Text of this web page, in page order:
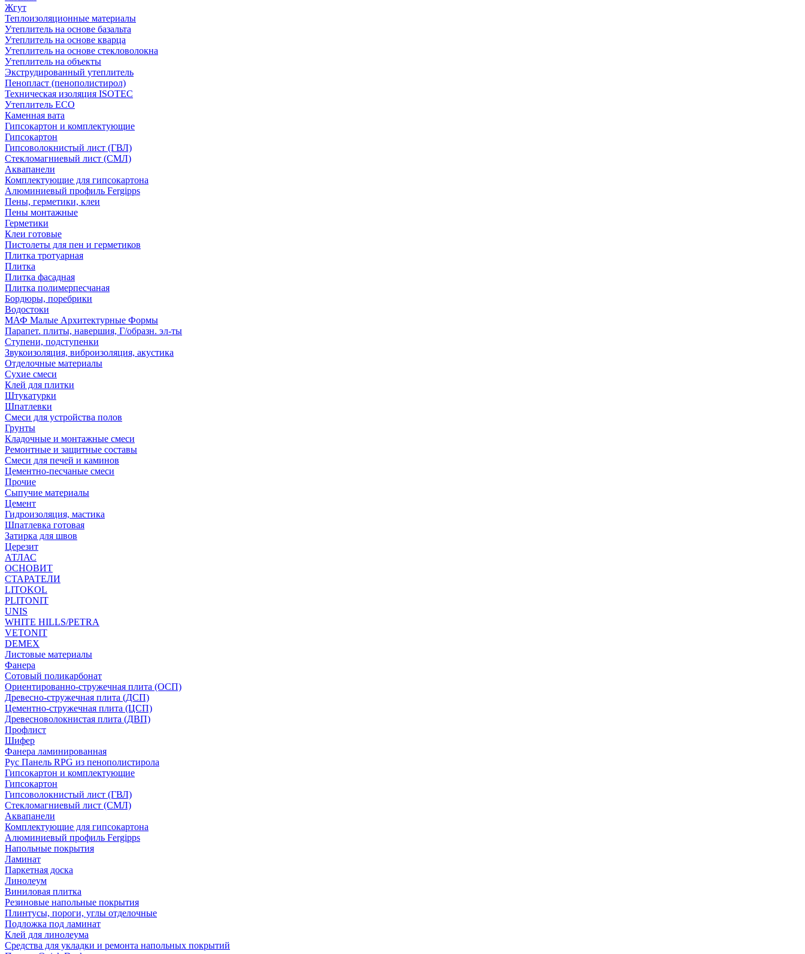
Жгут
Теплоизоляционные материалы
Утеплитель на основе базальта
Утеплитель на основе кварца
Утеплитель на основе стекловолокна
Утеплитель на объекты
Экструдированный утеплитель
Пенопласт (пенополистирол)
Техническая изоляция ISOTEC
Утеплитель ECO
Каменная вата
Гипсокартон и комплектующие
Гипсокартон
Гипсоволокнистый лист (ГВЛ)
Стекломагниевый лист (СМЛ)
Аквапанели
Комплектующие для гипсокартона
Алюминиевый профиль Fergipps
Пены, герметики, клеи
Пены монтажные
Герметики
Клеи готовые
Пистолеты для пен и герметиков
Плитка тротуарная
Плитка
Плитка фасадная
Плитка полимерпесчаная
Бордюры, поребрики
Водостоки
МАФ Малые Архитектурные Формы
Парапет. плиты, навершия, Г/образн. эл-ты
Ступени, подступенки
Звукоизоляция, виброизоляция, акустика
Отделочные материалы
Сухие смеси
Клей для плитки
Штукатурки
Шпатлевки
Смеси для устройства полов
Грунты
Кладочные и монтажные смеси
Ремонтные и защитные составы
Смеси для печей и каминов
Цементно-песчаные смеси
Прочие
Сыпучие материалы
Цемент
Гидроизоляция, мастика
Шпатлевка готовая
Затирка для швов
Церезит
АТЛАС
ОСНОВИТ
СТАРАТЕЛИ
LITOKOL
PLITONIT
UNIS
WHITE HILLS/PETRA
VETONIT
DEMEX
Листовые материалы
Фанера
Сотовый поликарбонат
Ориентированно-стружечная плита (ОСП)
Древесно-стружечная плита (ДСП)
Цементно-стружечная плита (ЦСП)
Древесноволокнистая плита (ДВП)
Профлист
Шифер
Фанера ламинированная
Рус Панель RPG из пенополистирола
Гипсокартон и комплектующие
Гипсокартон
Гипсоволокнистый лист (ГВЛ)
Стекломагниевый лист (СМЛ)
Аквапанели
Комплектующие для гипсокартона
Алюминиевый профиль Fergipps
Напольные покрытия
Ламинат
Паркетная доска
Линолеум
Виниловая плитка
Резиновые напольные покрытия
Плинтусы, пороги, углы отделочные
Подложка под ламинат
Клей для линолеума
Средства для укладки и ремонта напольных покрытий